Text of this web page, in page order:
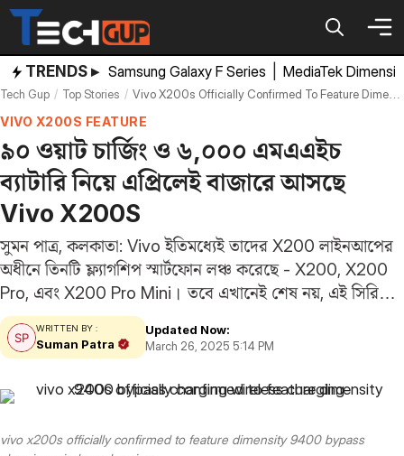
Skip
content
TRENDS ▸ Samsung Galaxy F Series MediaTek
Tech Gup Top Stories Vivo X200s Officially Confirmed To Feature Dimensity 9400 Bypass Charging Wireless Charging Sup 26 03
VIVO X200S FEATURE
৯০ ওয়াট চার্জিং ও ৬,০০০ এমএএইচ
ব্যাটারি নিয়ে এপ্রিলেই বাজারে আসছে
Vivo X200S
সুমন পাত্র, কলকাতা: Vivo ইতিমধ্যেই তাদের X200 লাইনআপের
অধীনে তিনটি ফ্ল্যাগশিপ স্মার্টফোন লঞ্চ করেছে - X200, X200
Pro, এবং X200 Pro Mini। তবে এখানেই শেষ নয়, এই সিরিজে
আরও কিছু প্রিমিয়াম ফোন আসবে বলে শোনা যাচ্ছে। আপকামিং
মডেলগুলির মধ্যে অন্যতম…
WRITTEN BY :
Suman Patra
Updated Now:
March 26, 2025 5:14 PM
vivo x200s officially confirmed to feature dimensity 9400 bypass